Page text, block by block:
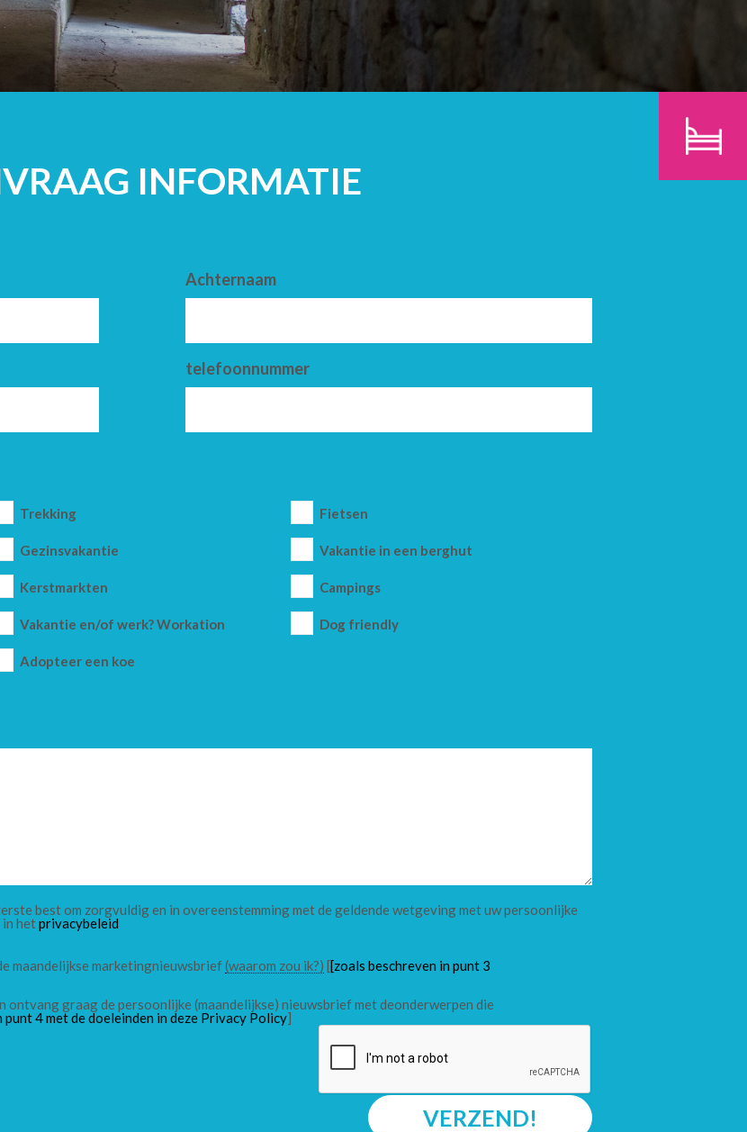
VOLWASSENEN
ZOEK
INFORMATIE
Achternaam
telefoonnummer
Trekking Fietsen
Gezinsvakantie Vakantie in een berghut
Kerstmarkten Campings
Vakantie en/of werk? Workation Dog friendly
Adopteer een koe
best om zorgvuldig en in overeenstemming met de geldende wetgeving met uw persoonlijke
in hetprivacybeleid
maandelijkse marketingnieuwsbrief(waarom zou ik?) [[zoals beschreven in punt 3
ontvang graag de persoonlijke (maandelijkse) nieuwsbrief met deonderwerpen die
punt 4 met de doeleinden in deze Privacy Policy]
VERZEND!